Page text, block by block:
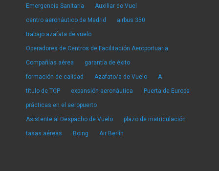
Emergencia Sanitaria Auxiliar de Vuel
centro aeronáutico de Madrid airbus 350
trabajo azafata de vuelo
Operadores de Centros de Facilitación Aeroportuaria
Compañías aérea garantía de éxito
formación de calidad Azafato/a de Vuelo A
título de TCP expansión aeronáutica Puerta de Europa
prácticas en el aeropuerto
Asistente al Despacho de Vuelo plazo de matriculación
tasas aéreas Boing Air Berlín